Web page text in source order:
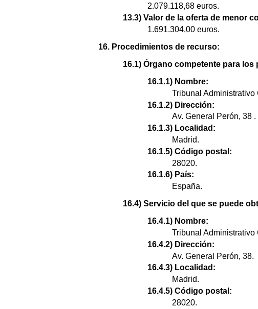
2.079.118,68 euros.
13.3) Valor de la oferta de menor
1.691.304,00 euros.
16. Procedimientos de recurso:
16.1) Órgano competente para
16.1.1) Nombre:
Tribunal
16.1.2) Dirección:
Av. General Perón, 38 .
16.1.3) Localidad:
Madrid.
16.1.5) Código postal:
28020.
16.1.6) País:
España.
16.4) Servicio del que se puede
16.4.1) Nombre:
Tribunal Administrativo
16.4.2) Dirección:
Av. General Perón, 38.
16.4.3) Localidad:
Madrid.
16.4.5) Código postal:
28020.